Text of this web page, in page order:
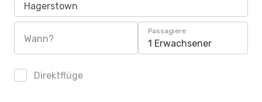
Hagerstown
Wann?
Passagiere
1 Erwachsener
Direktflüge